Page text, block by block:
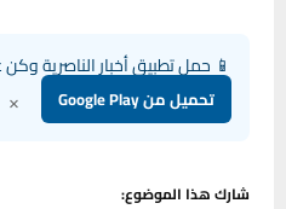
📱 حمل تطبيق أخبار الناصرية
تحميل من Google Play ×
شارك هذا الموضوع: